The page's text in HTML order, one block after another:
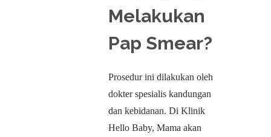
Melakukan
Pap Smear?
Prosedur ini dilakukan oleh
dokter spesialis kandungan
dan kebidanan. Di Klinik
Hello Baby, Mama akan